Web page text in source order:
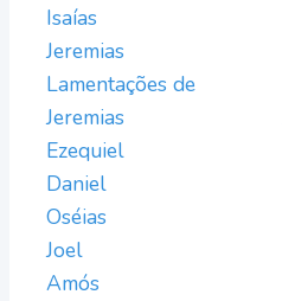
Isaías
Jeremias
Lamentações de
Jeremias
Ezequiel
Daniel
Oséias
Joel
Amós